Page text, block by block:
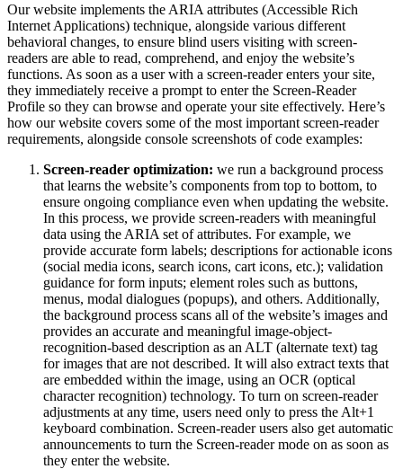
Our website implements the ARIA attributes (Accessible Rich
Internet Applications) technique, alongside various different
behavioral changes, to ensure blind users visiting with screen-
readers are able to read, comprehend, and enjoy the website’s
functions. As soon as a user with a screen-reader enters your site,
they immediately receive a prompt to enter the Screen-Reader
Profile so they can browse and operate your site effectively. Here’s
how our website covers some of the most important screen-reader
requirements, alongside console screenshots of code examples:
Screen-reader optimization: we run a background process
that learns the website’s components from top to bottom, to
ensure ongoing compliance even when updating the website.
In this process, we provide screen-readers with meaningful
data using the ARIA set of attributes. For example, we
provide accurate form labels; descriptions for actionable icons
(social media icons, search icons, cart icons, etc.); validation
guidance for form inputs; element roles such as buttons,
menus, modal dialogues (popups), and others. Additionally,
the background process scans all of the website’s images and
provides an accurate and meaningful image-object-
recognition-based description as an ALT (alternate text) tag
for images that are not described. It will also extract texts that
are embedded within the image, using an OCR (optical
character recognition) technology. To turn on screen-reader
adjustments at any time, users need only to press the Alt+1
keyboard combination. Screen-reader users also get automatic
announcements to turn the Screen-reader mode on as soon as
they enter the website.